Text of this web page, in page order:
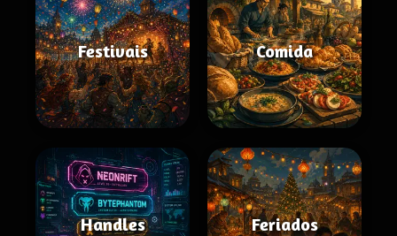
Festivais Comida
Handles Feriados